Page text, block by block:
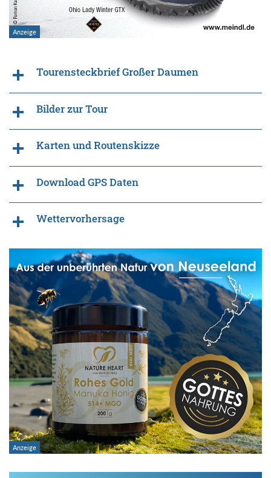
Tourensteckbrief Großer Daumen
Bilder zur Tour
Karten und Routenskizze
Download GPS Daten
Wettervorhersage